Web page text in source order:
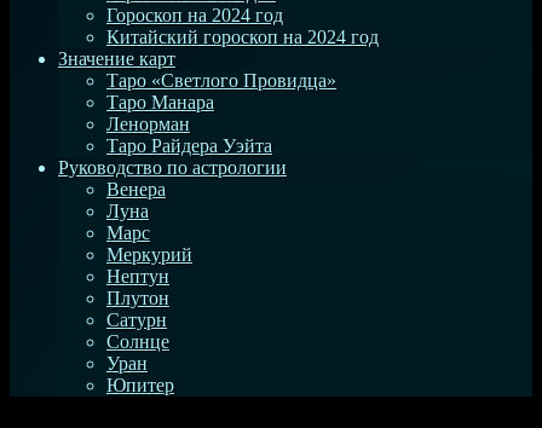
Гороскоп на 2024 год
Китайский гороскоп на 2024 год
Значение карт
Таро «Светлого Провидца»
Таро Манара
Ленорман
Таро Райдера Уэйта
Руководство по астрологии
Венера
Луна
Марс
Меркурий
Нептун
Плутон
Сатурн
Солнце
Уран
Юпитер